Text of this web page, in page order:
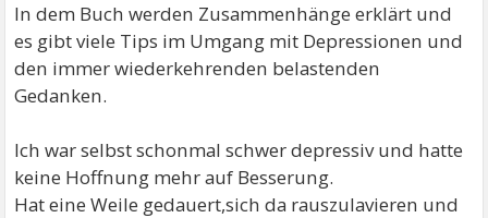
In dem Buch werden Zusammenhänge erklärt und
es gibt viele Tips im Umgang mit Depressionen und
den immer wiederkehrenden belastenden
Gedanken.
Ich war selbst schonmal schwer depressiv und hatte
keine Hoffnung mehr auf Besserung.
Hat eine Weile gedauert,sich da rauszulavieren und